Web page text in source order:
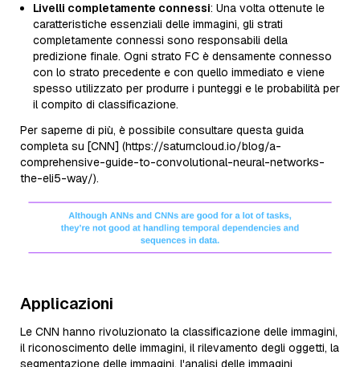
Livelli completamente connessi: Una volta ottenute le
caratteristiche essenziali delle immagini, gli strati
completamente connessi sono responsabili della
predizione finale. Ogni strato FC è densamente connesso
con lo strato precedente e con quello immediato e viene
spesso utilizzato per produrre i punteggi e le probabilità per
il compito di classificazione.
Per saperne di più, è possibile consultare questa guida
completa su [CNN] (https://saturncloud.io/blog/a-
comprehensive-guide-to-convolutional-neural-networks-
the-eli5-way/).
Applicazioni
Le CNN hanno rivoluzionato la classificazione delle immagini,
il riconoscimento delle immagini, il rilevamento degli oggetti, la
segmentazione delle immagini, l'analisi delle immagini